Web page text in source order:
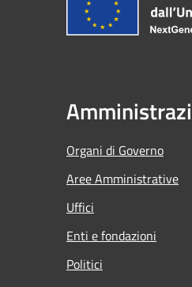
Organi di Governo
Aree Amministrative
Uffici
Enti e fondazioni
Politici